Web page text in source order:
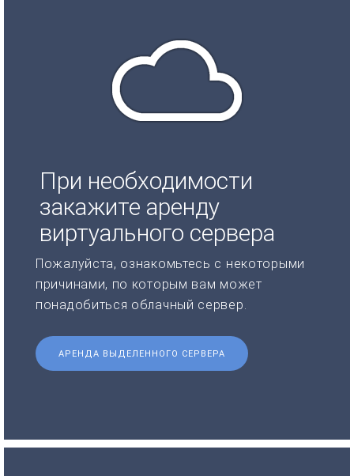
При необходимости
закажите аренду
виртуального сервера
Пожалуйста, ознакомьтесь с некоторыми
причинами, по которым вам может
понадобиться облачный сервер.
АРЕНДА ВЫДЕЛЕННОГО СЕРВЕРА